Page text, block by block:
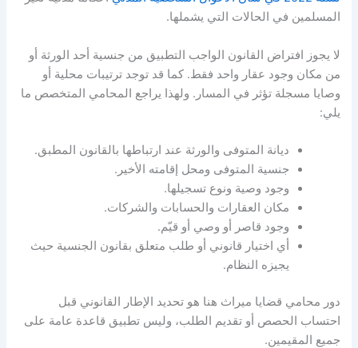
المسلمين في الحالات التي يشملها.
لا يجوز افتراض القانون الواجب التطبيق من جنسية أحد الورثة أو
من مكان وجود عقار واحد فقط. كما قد توجد ترتيبات محلية أو
وصايا مسجلة تؤثر في المسار. ولهذا يراجع المحامي المتخصص ما
يلي:
ديانة المتوفى والورثة عند ارتباطها بالقانون المطبق.
جنسية المتوفى ومحل إقامته الأخير.
وجود وصية ونوع تسجيلها.
مكان العقارات والحسابات والشركات.
وجود قاصر أو وصي أو قيّم.
أي اختيار قانوني أو طلب متعلق بقانون الجنسية حيث
يجيزه النظام.
دور محامي قضايا ميراث هنا هو تحديد الإطار القانوني قبل
احتساب الحصص أو تقديم الطلب، وليس تطبيق قاعدة عامة على
جميع المقيمين.